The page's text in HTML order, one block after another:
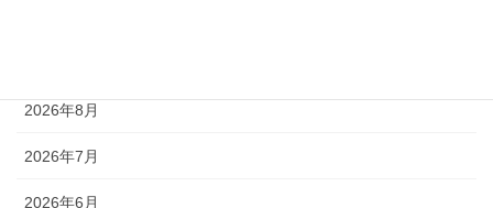
2026年8月
2026年7月
2026年6月